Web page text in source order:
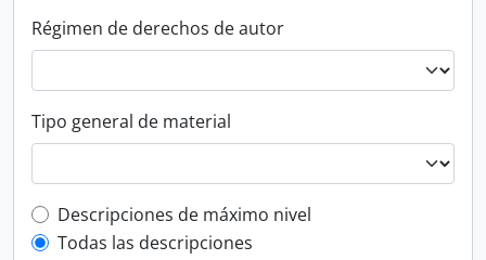
Régimen de derechos de autor
Tipo general de material
Top-level description filter
Descripciones de máximo nivel
Todas las descripciones